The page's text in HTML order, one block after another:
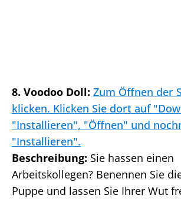
8. Voodoo Doll: Zum Öffnen der
klicken. Klicken Sie dort auf
"Installieren", "Öffnen" und
"Installieren".
Beschreibung: Sie hassen einen
Arbeitskollegen? Benennen Sie
Puppe und lassen Sie Ihrer Wut